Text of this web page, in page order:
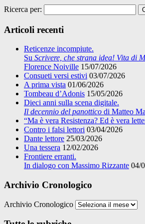
Ricerca per:
Articoli recenti
Reticenze incompiute.
Su Scrivere, che strana idea! Vita di
Florence Noiville 15/07/2026
Consueti versi estivi 03/07/2026
A prima vista 01/06/2026
Tombeau d’Adonis 15/05/2026
Dieci anni sulla scena digitale.
Il decennio del panottico di Matteo
“Ma è vera Resistenza? Ed è vera
Contro i falsi lettori 03/04/2026
Dante lettore 25/03/2026
Una tessera 12/02/2026
Frontiere erranti.
In dialogo con Massimo Rizzante 04/
Archivio Cronologico
Archivio Cronologico